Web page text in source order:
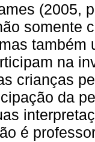
(2005,
somente
também
na
crianças
da
é